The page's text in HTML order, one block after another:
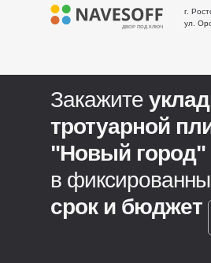
г.
ул.
ДВОР ПОД КЛЮЧ
Закажите
тротуарной
"Новый город"
в
срок и бюджет